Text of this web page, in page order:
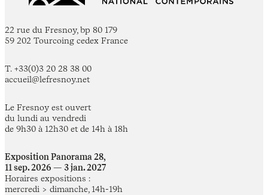
22 rue du Fresnoy, bp 80 179
59 202 Tourcoing cedex France
T. +33(0)3 20 28 38 00
accueil@lefresnoy.net
Le Fresnoy est ouvert
du lundi au vendredi
de 9h30 à 12h30 et de 14h à 18h
Exposition Panorama 28,
11 sep. 2026 — 3 jan. 2027
Horaires expositions :
mercredi > dimanche, 14h-19h